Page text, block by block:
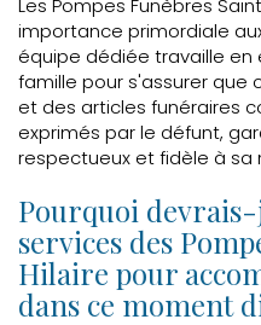
Les Pompes Funèbres
importance primordiale
équipe dédiée travaille
famille pour s'assurer que
et des articles funéraires
exprimés par le défunt,
respectueux et fidèle à sa
Pourquoi
services des
Hilaire pour
dans ce moment